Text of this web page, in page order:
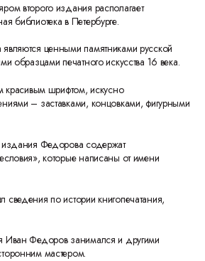
второго издания располагает
библиотека в Петербурге.
ценными памятниками русской
образцами печатного искусства 16 века.
красивым шрифтом, искусно
– заставками, концовками, фигурными
Федорова содержат
которые написаны от имени
по истории книгопечатания,
Иван Федоров занимался и другими
мастером.